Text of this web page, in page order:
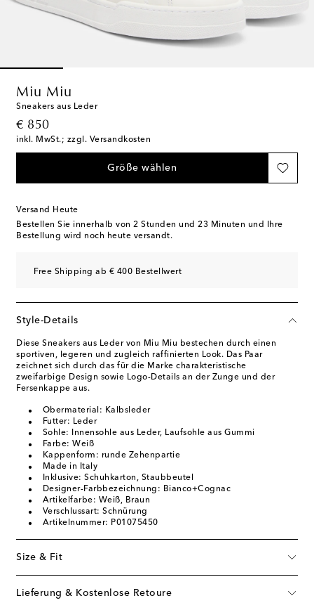
Miu Miu
Sneakers aus Leder
€ 850
original price
inkl. MwSt.; zzgl. Versandkosten
Größe wählen
Versand Heute
Bestellen Sie innerhalb von 2 Stunden und 23 Minuten und Ihre
Bestellung wird noch heute versandt.
Free Shipping ab € 400 Bestellwert
Style-Details
Diese Sneakers aus Leder von Miu Miu bestechen durch einen
sportiven, legeren und zugleich raffinierten Look. Das Paar
zeichnet sich durch das für die Marke charakteristische
zweifarbige Design sowie Logo-Details an der Zunge und der
Fersenkappe aus.
Obermaterial: Kalbsleder
Futter: Leder
Sohle: Innensohle aus Leder, Laufsohle aus Gummi
Farbe: Weiß
Kappenform: runde Zehenpartie
Made in Italy
Inklusive: Schuhkarton, Staubbeutel
Designer-Farbbezeichnung: Bianco+Cognac
Artikelfarbe: Weiß, Braun
Verschlussart: Schnürung
Artikelnummer: P01075450
Size & Fit
Lieferung & Kostenlose Retoure